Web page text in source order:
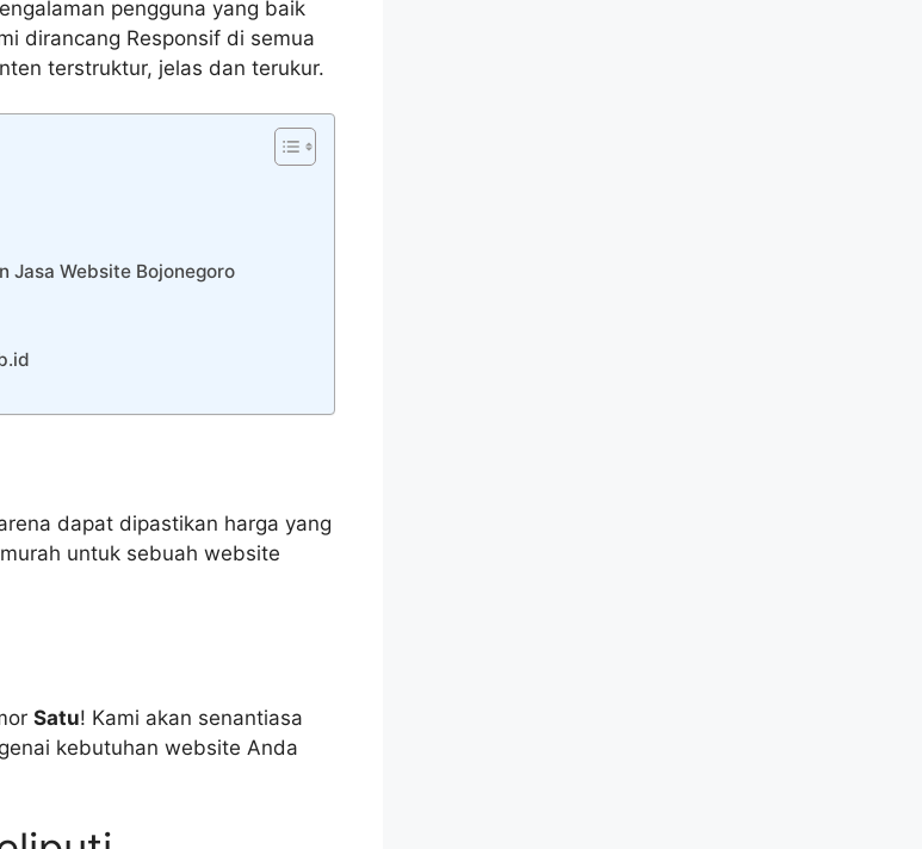
pengguna yang baik
dirancang Responsif di semua
terstruktur, jelas dan terukur.
Jasa Website Bojonegoro
dapat dipastikan harga yang
untuk sebuah website
Satu! Kami akan senantiasa
kebutuhan website Anda